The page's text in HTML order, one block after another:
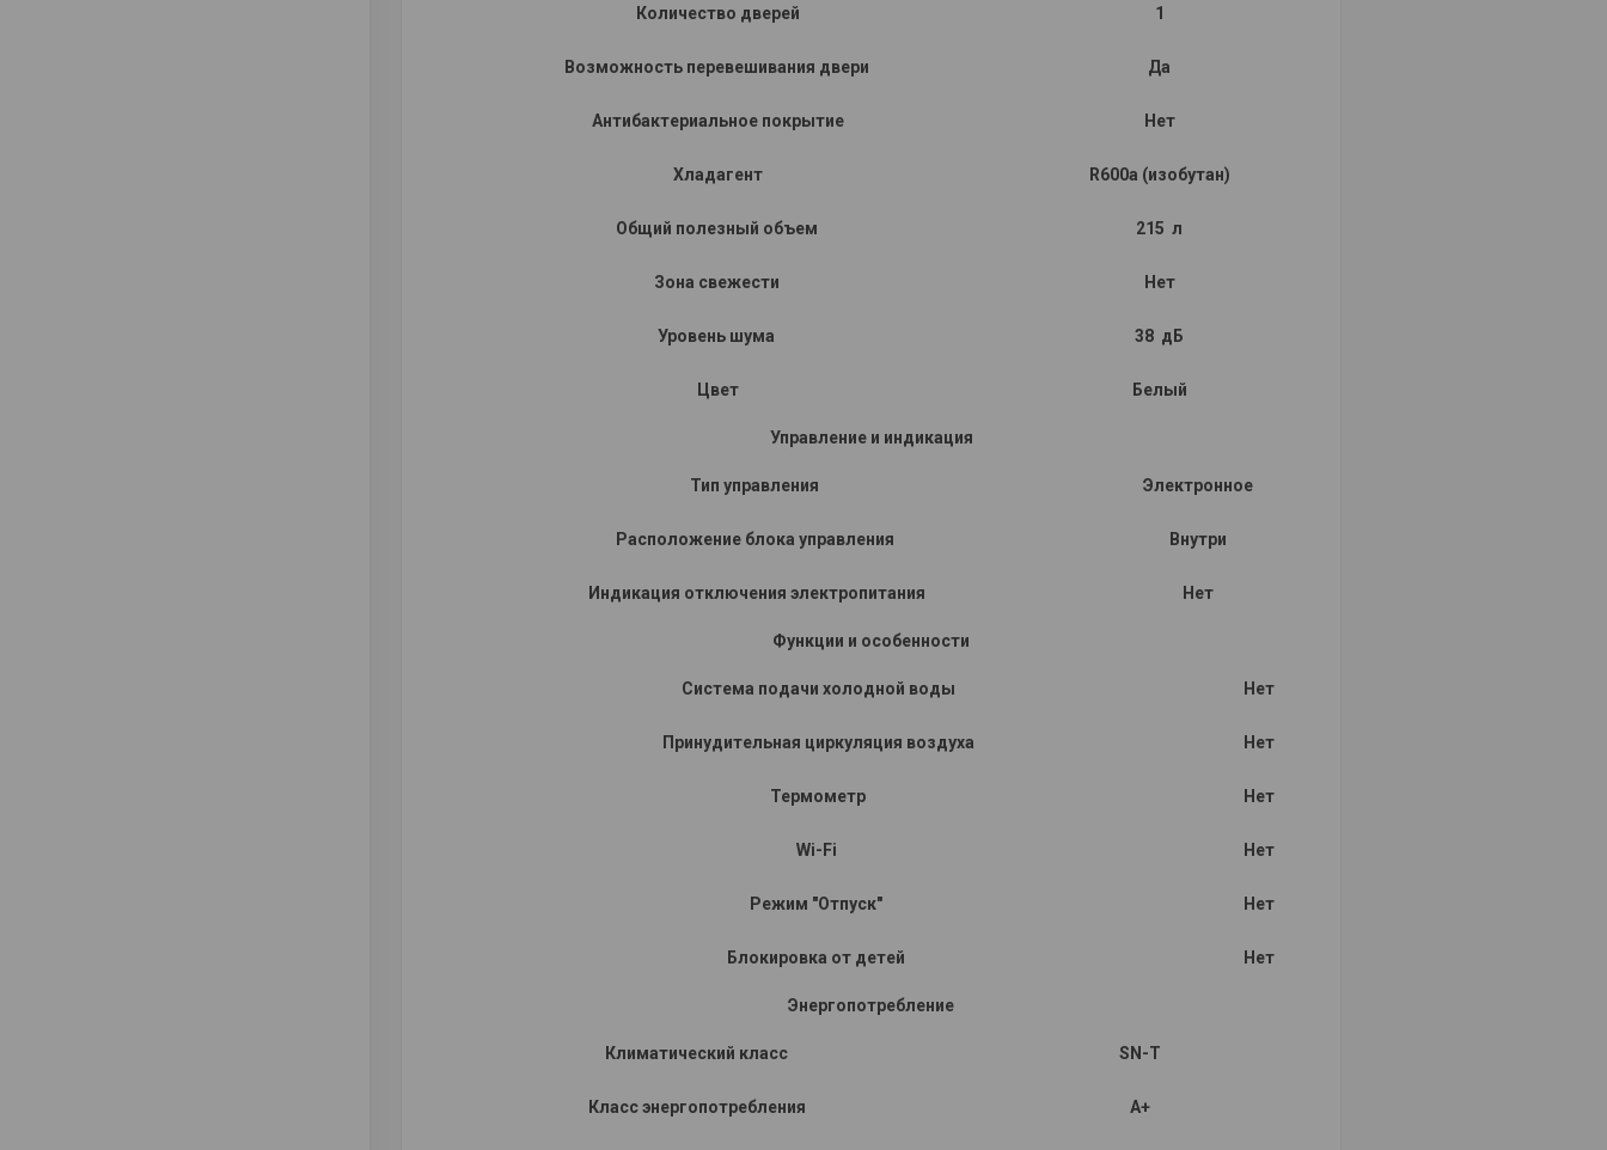
Количество дверей 1
Возможность перевешивания двери Да
Антибактериальное покрытие Нет
Хладагент R600a (изобутан)
Общий полезный объем 215 л
Зона свежести Нет
Уровень шума 38 дБ
Цвет Белый
Управление и индикация
Тип управления Электронное
Расположение блока управления Внутри
Индикация отключения электропитания Нет
Функции и особенности
Система подачи холодной воды Нет
Принудительная циркуляция воздуха Нет
Термометр Нет
Wi-Fi Нет
Режим "Отпуск" Нет
Блокировка от детей Нет
Энергопотребление
Климатический класс SN-T
Класс энергопотребления А+